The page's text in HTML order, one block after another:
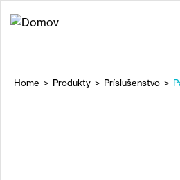
to
Home > Produkty > Príslušenstvo >